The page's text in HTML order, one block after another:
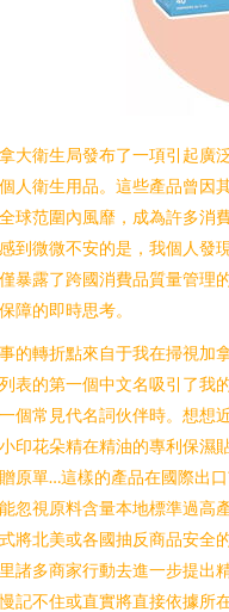
大衛生局發布了一項引起廣
人衛生用品。這些產品曾因
球范圍內風靡，成為許多消
到微微不安的是，我個人發
暴露了跨國消費品質量管理
障的即時思考。
的轉折點來自于我在掃視加
表的第一個中文名吸引了我
個常見代名詞伙伴時。想想
印花朵精在精油的專利保濕
原單…這樣的產品在國際出
忽視原料含量本地標準過高
將北美或各國抽反商品安全
諸多商家行動去進一步提出
記不住或直實將直接依據所